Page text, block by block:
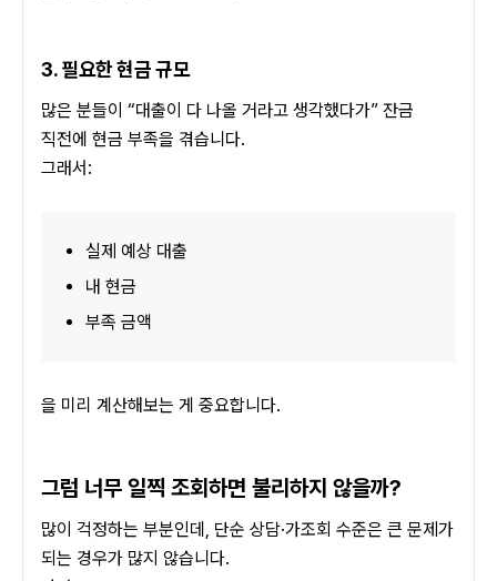
3. 필요한 현금 규모
많은 분들이 “대출이 다 나올 거라고 생각했다가” 잔금
직전에 현금 부족을 겪습니다.
그래서:
실제 예상 대출
내 현금
부족 금액
을 미리 계산해보는 게 중요합니다.
그럼 너무 일찍 조회하면 불리하지 않을까?
많이 걱정하는 부분인데, 단순 상담·가조회 수준은 큰 문제가
되는 경우가 많지 않습니다.